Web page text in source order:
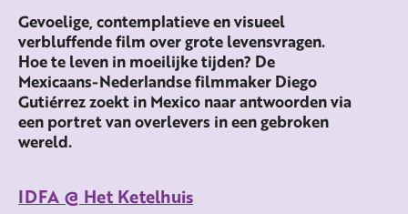
Gevoelige, contemplatieve en visueel
verbluffende film over grote levensvragen.
Hoe te leven in moeilijke tijden? De
Mexicaans-Nederlandse filmmaker Diego
Gutiérrez zoekt in Mexico naar antwoorden via
een portret van overlevers in een gebroken
wereld.
IDFA @ Het Ketelhuis